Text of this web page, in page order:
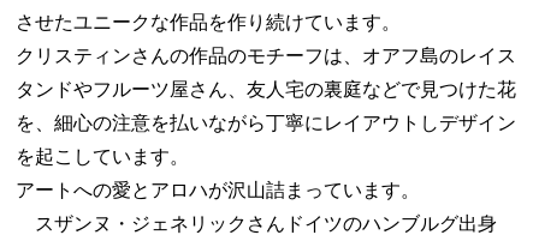
させたユニークな作品を作り続けています。
クリスティンさんの作品のモチーフは、オアフ島のレイス
タンドやフルーツ屋さん、友人宅の裏庭などで見つけた花
を、細心の注意を払いながら丁寧にレイアウトしデザイン
を起こしています。
アートへの愛とアロハが沢山詰まっています。
スザンヌ・ジェネリックさんドイツのハンブルグ出身